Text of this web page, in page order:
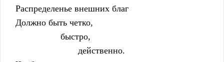
    Распределенье внешних благ
    Должно быть четко,
                      быстро,
                             действенно.